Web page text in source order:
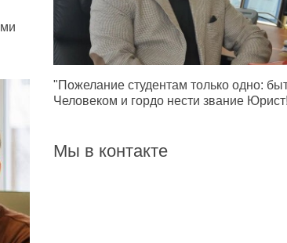
"Пожелание студентам только одно:
Человеком и гордо нести звание
Мы в контакте